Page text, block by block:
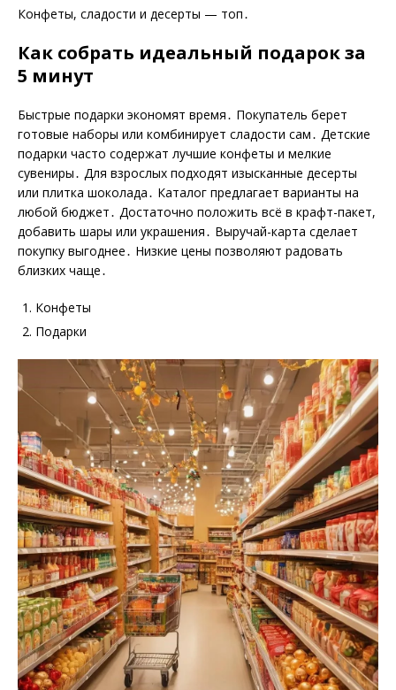
Конфеты, сладости и десерты — топ․
Как собрать идеальный подарок за
5 минут
Быстрые подарки экономят время․ Покупатель берет
готовые наборы или комбинирует сладости сам․ Детские
подарки часто содержат лучшие конфеты и мелкие
сувениры․ Для взрослых подходят изысканные десерты
или плитка шоколада․ Каталог предлагает варианты на
любой бюджет․ Достаточно положить всё в крафт-пакет,
добавить шары или украшения․ Выручай-карта сделает
покупку выгоднее․ Низкие цены позволяют радовать
близких чаще․
Конфеты
Подарки